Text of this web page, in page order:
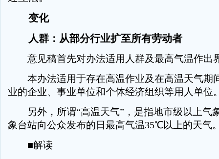
变化
人群：从部分行业扩至所有劳动者
意见稿首先对办法适用人群及最高气温作出
本办法适用于存在高温作业及在高温天气期
业的企业、事业单位和个体经济组织等用人单位
另外，所谓“高温天气”，是指地市级以上气
象台站向公众发布的日最高气温35℃以上的天气
■解读